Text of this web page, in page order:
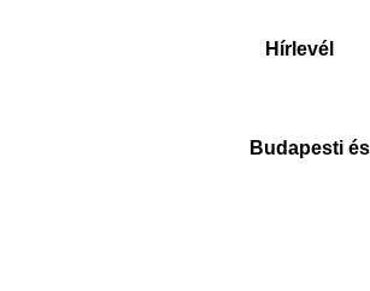
Hírlevél
Budapesti